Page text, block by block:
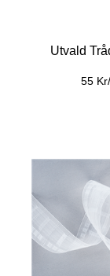
Utvald
55